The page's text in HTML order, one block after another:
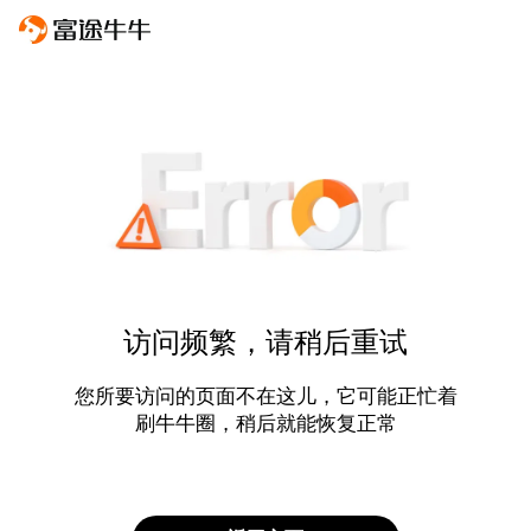
访问频繁，请稍后重试
您所要访问的页面不在这儿，它可能正忙着
刷牛牛圈，稍后就能恢复正常